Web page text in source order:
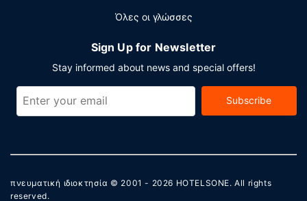
Όλες οι γλώσσες
Sign Up for Newsletter
Stay informed about news and special offers!
Subscribe
πνευματική ιδιοκτησία © 2001 - 2026 HOTELSONE. All rights
reserved.